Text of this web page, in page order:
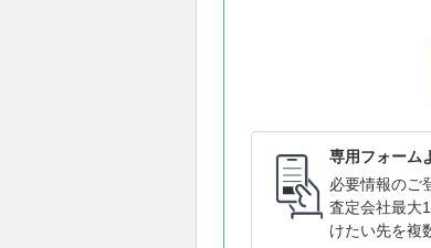
専用フォーム
必要情報のご
査定会社最大
けたい先を複